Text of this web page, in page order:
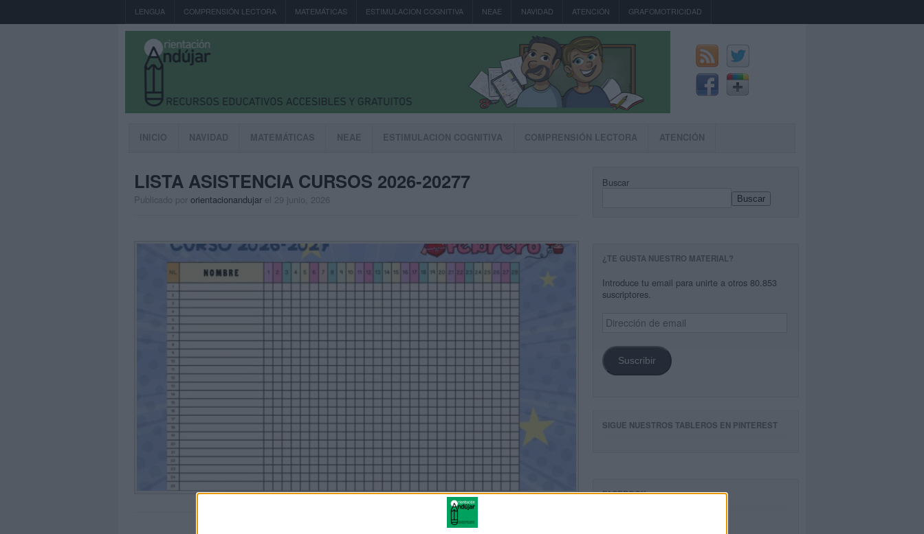
LENGUA COMPRENSIÓN LECTORA MATEMÁTICAS ESTIMULACION COGNITIVA NEAE NAVIDAD ATENCIÓN GRAFOMOTRICIDAD
INICIO NAVIDAD MATEMÁTICAS NEAE ESTIMULACION COGNITIVA COMPRENSIÓN LECTORA ATENCIÓN
LISTA ASISTENCIA CURSOS 2026-20277
Publicado por orientacionandujar el 29 junio, 2026
Buscar
Buscar
¿TE GUSTA NUESTRO MATERIAL?
Introduce tu email para unirte a otros 80.853
suscriptores.
Dirección
de
Suscribir
SIGUE NUESTROS TABLEROS EN PINTEREST
FACEBOOK